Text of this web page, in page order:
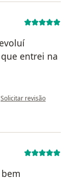
entrei na
na opinião do utilizador
Solicitar revisão